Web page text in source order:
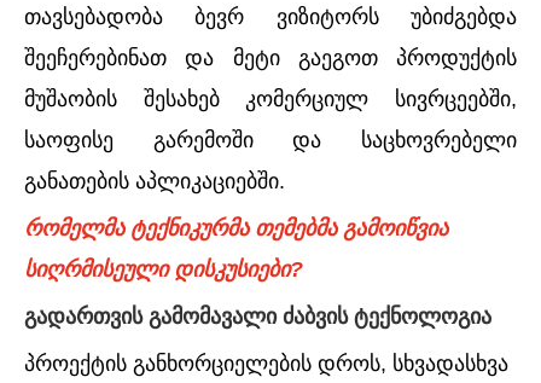
თავსებადობა ბევრ ვიზიტორს უბიძგებდა
შეეჩერებინათ და მეტი გაეგოთ პროდუქტის
მუშაობის შესახებ კომერციულ სივრცეებში,
საოფისე გარემოში და საცხოვრებელი
განათების აპლიკაციებში.
რომელმა ტექნიკურმა თემებმა გამოიწვია
სიღრმისეული დისკუსიები?
გადართვის გამომავალი ძაბვის ტექნოლოგია
პროექტის განხორციელების დროს, სხვადასხვა